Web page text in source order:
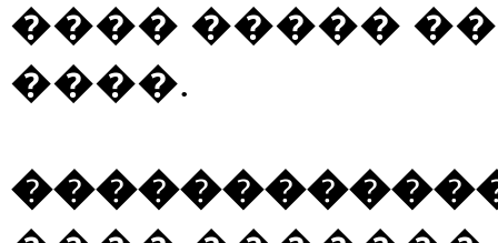
���� �����
����.